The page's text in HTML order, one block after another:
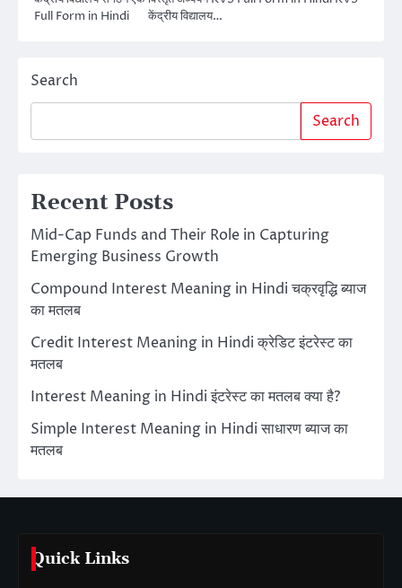
Full Form in Hindi केंद्रीय विद्यालय…
Search
Search
Recent Posts
Mid-Cap Funds and Their Role in Capturing
Emerging Business Growth
Compound Interest Meaning in Hindi चक्रवृद्धि ब्याज
का मतलब
Credit Interest Meaning in Hindi क्रेडिट इंटरेस्ट का
मतलब
Interest Meaning in Hindi इंटरेस्ट का मतलब क्या है?
Simple Interest Meaning in Hindi साधारण ब्याज का
मतलब
Quick Links